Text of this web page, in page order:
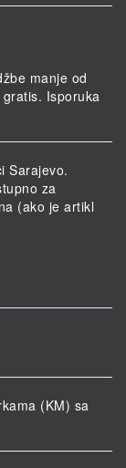
manje od
Isporuka
Sarajevo.
za
(ako je artikl
(KM) sa